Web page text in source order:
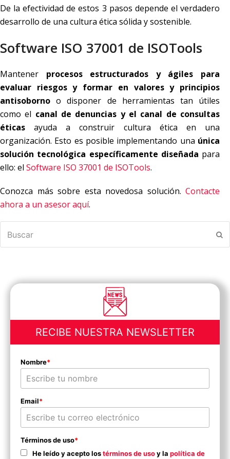
De la efectividad de estos 3 pasos depende el verdadero
desarrollo de una cultura ética sólida y sostenible.
Software ISO 37001 de ISOTools
Mantener procesos estructurados y ágiles para
evaluar riesgos y formar en valores y principios
antisoborno o disponer de herramientas tan útiles
como el canal de denuncias y el canal de consultas
éticas ayuda a construir cultura ética en una
organización. Esto es posible implementando una única
solución tecnológica específicamente diseñada para
ello: el Software ISO 37001 de ISOTools.
Conozca más sobre esta novedosa solución. Contacte
ahora a un asesor aquí.
RECIBE NUESTRA NEWSLETTER
Nombre*
Email*
Términos de uso*
He leído y acepto lostérminos de usoy la política de